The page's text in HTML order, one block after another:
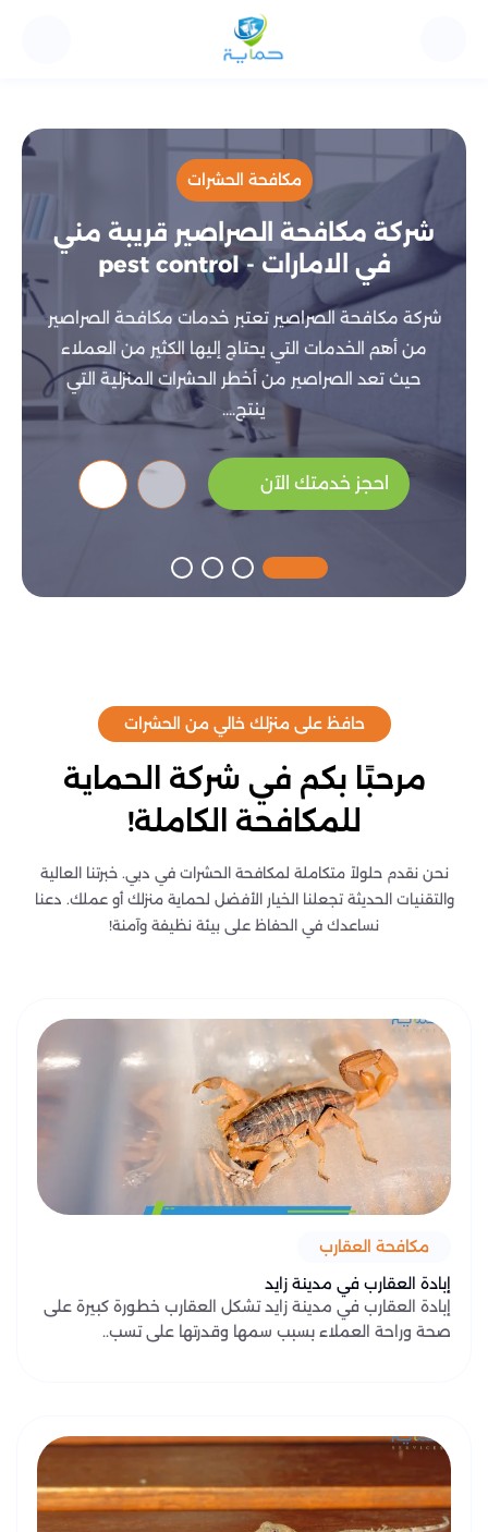
مكافحة الحشرات
شركة مكافحة الصراصير قريبة مني
في الامارات - pest control
شركة مكافحة الصراصير تعتبر خدمات مكافحة الصراصير
من أهم الخدمات التي يحتاج إليها الكثير من العملاء
حيث تعد الصراصير من أخطر الحشرات المنزلية التي
ينتج....
احجز خدمتك الآن
حافظ على منزلك خالي من الحشرات
مرحبًا بكم في شركة الحماية
للمكافحة الكاملة!
نحن نقدم حلولاً متكاملة لمكافحة الحشرات في دبي. خبرتنا العالية
والتقنيات الحديثة تجعلنا الخيار الأفضل لحماية منزلك أو عملك. دعنا
نساعدك في الحفاظ على بيئة نظيفة وآمنة!
مكافحة العقارب
إبادة العقارب في مدينة زايد
إبادة العقارب في مدينة زايد تشكل العقارب خطورة كبيرة على
صحة وراحة العملاء بسبب سمها وقدرتها على تسب..